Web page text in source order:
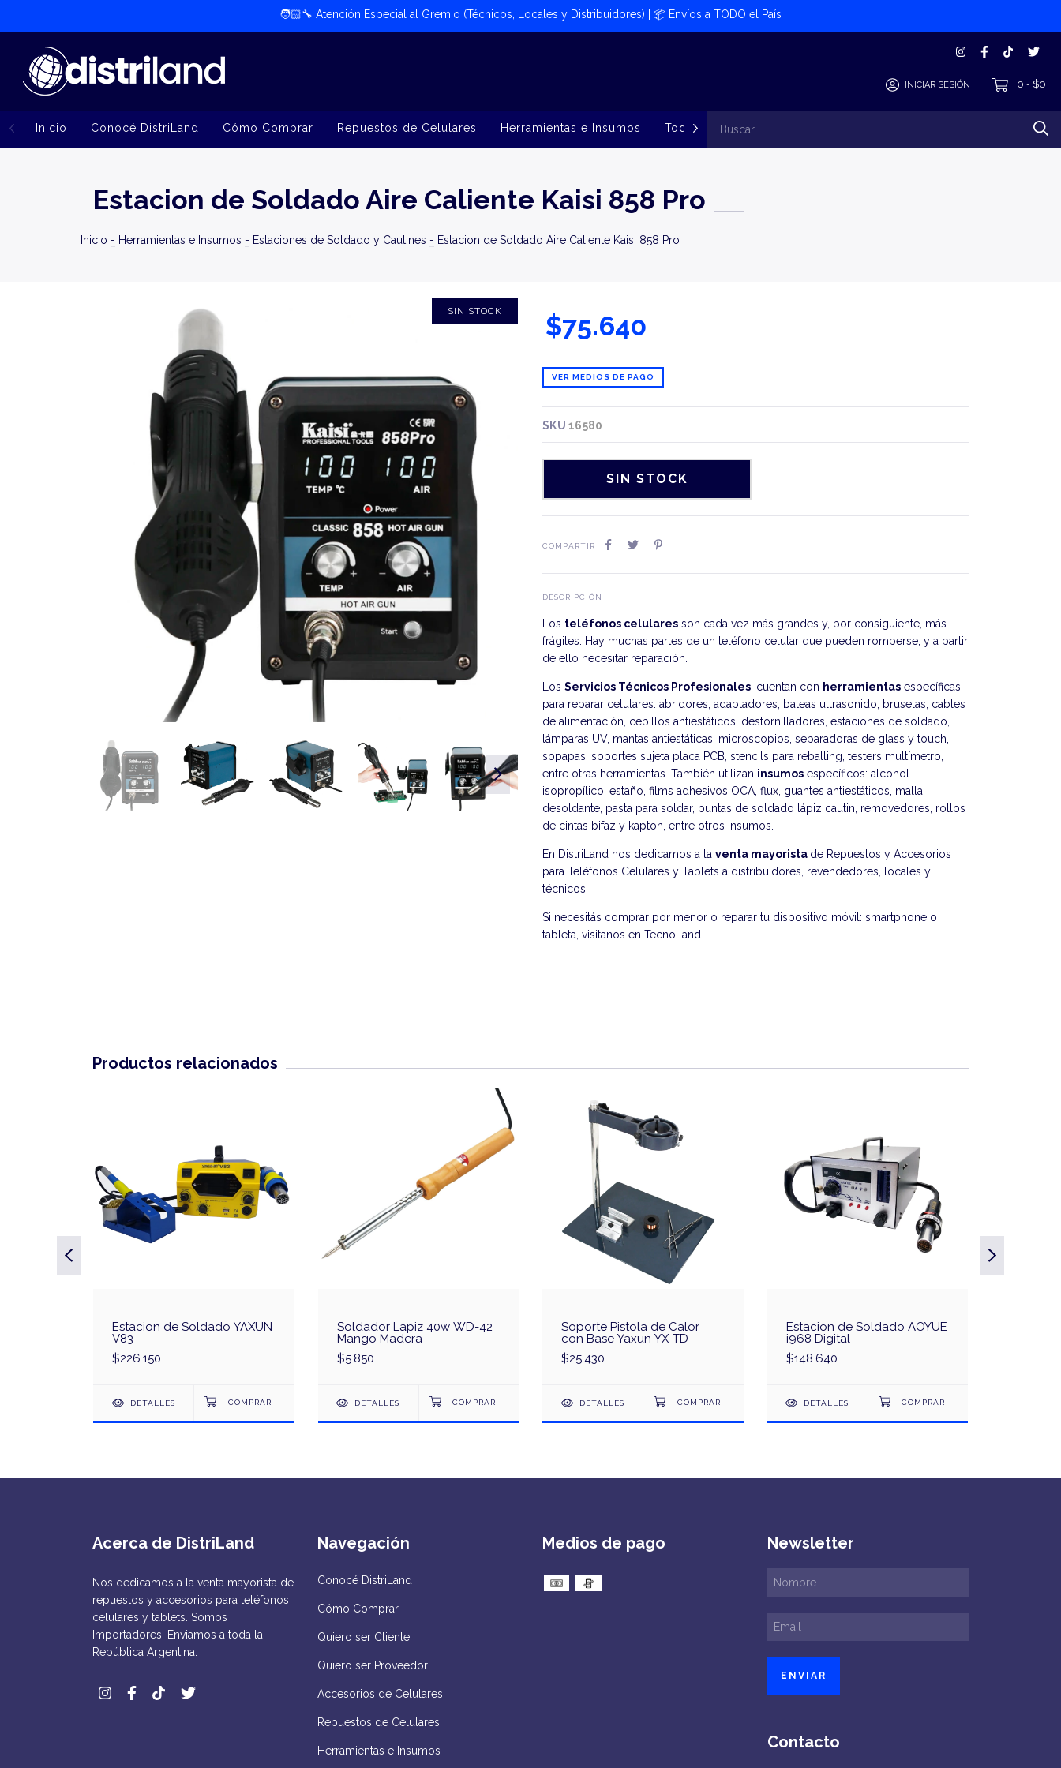
🧑🏻‍🔧​ Atención Especial al Gremio (Técnicos, Locales y Distribuidores) | 📦​ Envíos a TODO el País
INICIAR SESIÓN 0 - $0
Inicio Conocé DistriLand Cómo Comprar Repuestos de Celulares Herramientas e Insumos Todos los Productos
Estacion de Soldado Aire Caliente Kaisi 858 Pro
Inicio - Herramientas e Insumos - Estaciones de Soldado y Cautines - Estacion de Soldado Aire Caliente Kaisi 858 Pro
SIN STOCK $75.640
VER MEDIOS DE PAGO
SKU16580
COMPARTIR
DESCRIPCIÓN
Los teléfonos celulares son cada vez más grandes y, por consiguiente, más
frágiles. Hay muchas partes de un teléfono celular que pueden romperse, y a partir
de ello necesitar reparación.
Los Servicios Técnicos Profesionales , cuentan con herramientas específicas
para reparar celulares: abridores, adaptadores, bateas ultrasonido, bruselas, cables
de alimentación, cepillos antiestáticos, destornilladores, estaciones de soldado,
lámparas UV, mantas antiestáticas, microscopios, separadoras de glass y touch,
sopapas, soportes sujeta placa PCB, stencils para reballing, testers multímetro,
entre otras herramientas. También utilizan insumos específicos: alcohol
isopropílico, estaño, films adhesivos OCA, flux, guantes antiestáticos, malla
desoldante, pasta para soldar, puntas de soldado lápiz cautin, removedores, rollos
de cintas bifaz y kapton, entre otros insumos.
En DistriLand nos dedicamos a la venta mayorista de Repuestos y Accesorios
para Teléfonos Celulares y Tablets a distribuidores, revendedores, locales y
técnicos.
Si necesitás comprar por menor o reparar tu dispositivo móvil: smartphone o
tableta, visitanos en TecnoLand
Productos relacionados
Estacion de Soldado YAXUN
V83
$226.150
DETALLES
Soldador Lapiz 40w WD-42
Mango Madera
$5.850
DETALLES
Soporte Pistola de Calor
con Base Yaxun YX-TD
$25.430
DETALLES
Estacion de Soldado AOYUE
i968 Digital
$148.640
DETALLES
Acerca de DistriLand
Nos dedicamos a la venta mayorista de
repuestos y accesorios para teléfonos
celulares y tablets. Somos
Importadores. Enviamos a toda la
República Argentina.
Navegación
Conocé DistriLand
Cómo Comprar
Quiero ser Cliente
Quiero ser Proveedor
Accesorios de Celulares
Repuestos de Celulares
Herramientas e Insumos
Medios de pago Newsletter
Contacto